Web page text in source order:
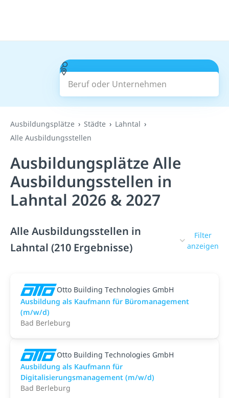
Beruf oder Unternehmen
Suchen
Ausbildungsplätze Städte
Lahntal
Alle Ausbildungsstellen
Ausbildungsplätze Alle
Ausbildungsstellen in
Lahntal 2026 & 2027
Alle Ausbildungsstellen in
Lahntal (210 Ergebnisse)
Filter
anzeigen
Otto Building Technologies GmbH
Ausbildung als Kaufmann für Büromanagement
(m/w/d)
Bad Berleburg
Otto Building Technologies GmbH
Ausbildung als Kaufmann für
Digitalisierungsmanagement (m/w/d)
Bad Berleburg